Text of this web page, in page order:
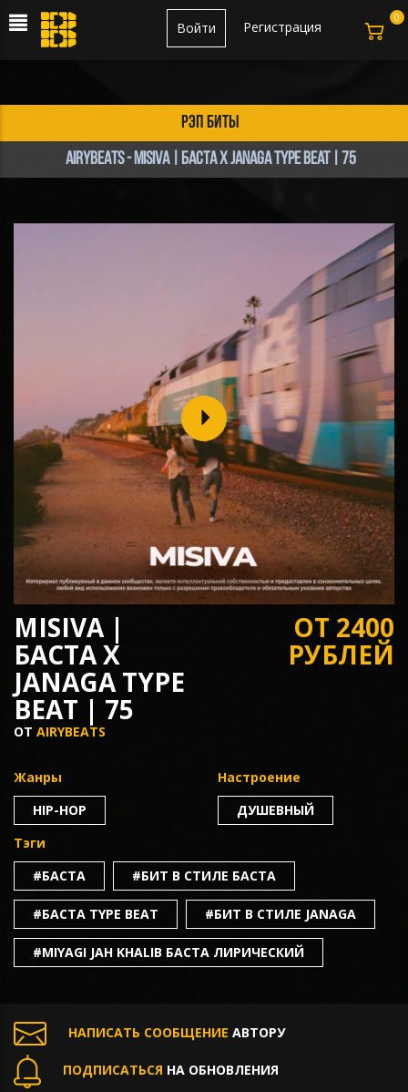
Регистрация
Войти
рэп биты
AIRYBEATS - MISIVA | Баста x Janaga Type Beat | 75
MISIVA |
БАСТА X
JANAGA TYPE
BEAT | 75
ОТ AIRYBEATS
ОТ 2400
РУБЛЕЙ
Жанры
HIP-HOP
Настроение
ДУШЕВНЫЙ
Тэги
#БАСТА
#БИТ В СТИЛЕ БАСТА
#БАСТА TYPE BEAT #БИТ В СТИЛЕ JANAGA
#MIYAGI JAH KHALIB БАСТА ЛИРИЧЕСКИЙ
НАПИСАТЬ СООБЩЕНИЕ АВТОРУ
ПОДПИСАТЬСЯ НА ОБНОВЛЕНИЯ
0